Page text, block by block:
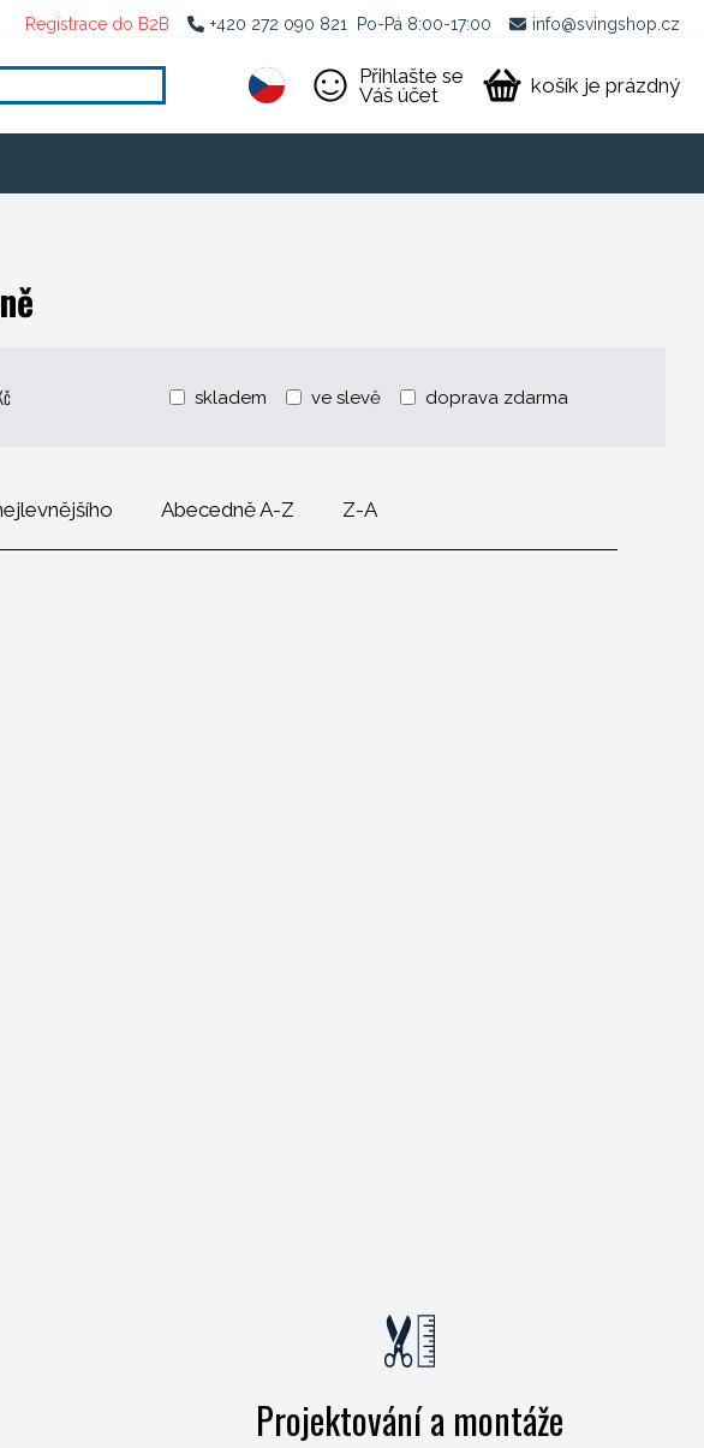
Registrace do B2B +420 272 090 821 Po-Pá 8:00-17:00 info@svingshop.cz
Přihlašte se
Váš účet
košík je prázdný
skladem ve slevě doprava zdarma
Abecedně A-Z Z-A
Projektování a montáže